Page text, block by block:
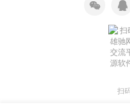
扫